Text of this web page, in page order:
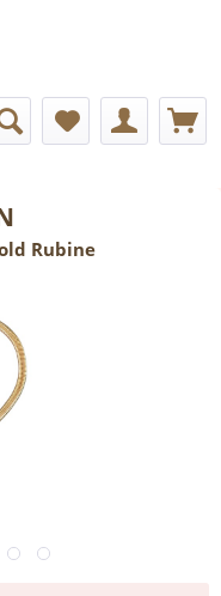
Rubine